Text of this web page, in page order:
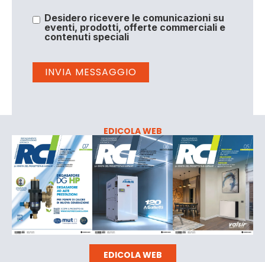
Desidero ricevere le comunicazioni su
eventi, prodotti, offerte commerciali e
contenuti speciali
EDICOLA WEB
EDICOLA WEB